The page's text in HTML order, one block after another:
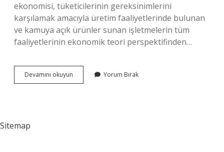
ekonomisi, tüketicilerinin gereksinimlerini
karşılamak amacıyla üretim faaliyetlerinde bulunan
ve kamuya açık ürünler sunan işletmelerin tüm
faaliyetlerinin ekonomik teori perspektifinden…
Devamını okuyun
Sektörü
Yorum Bırak
Sitemap